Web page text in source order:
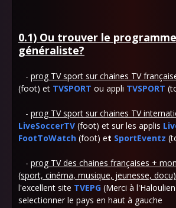
0.1) Ou trouver le
généraliste?
- prog TV sport sur chaines TV
(foot) et TVSPORT ou appli TVSPORT
- prog TV sport sur chaines TV
LiveSoccerTV (foot) et sur les applis
FootToWatch (foot) et SportEventz
- prog TVdes chaines françaises +
(sport, cinéma, musique, jeunesse,
l'excellent site TVEPG (Merci à
selectionner le pays en haut à gauche